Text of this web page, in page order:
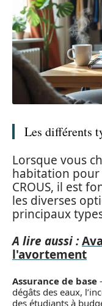
Les différents
Lorsque vous
habitation pour
CROUS, il est
les diverses
principaux
A lire aussi :
l'avortement
Assurance de base
dégâts des eaux,
des étudiants à